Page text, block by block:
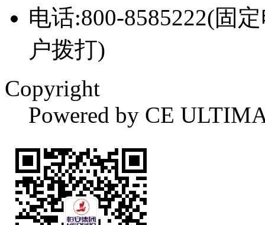
电话:800-8585222(固
户拨打)
Copyright
Powered by CE